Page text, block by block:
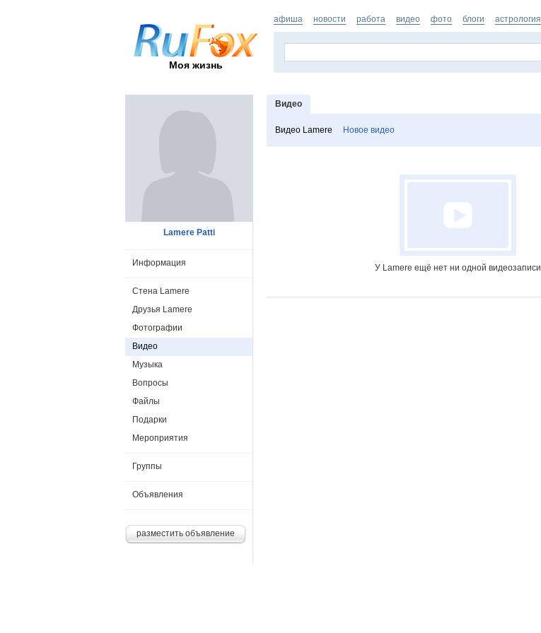
Моя жизнь
афиша новости работа видео фото блоги астрология
Видео
Видео Lamere Новое видео
У Lamere ещё нет ни одной видеозаписи
Lamere Patti
Информация
Стена Lamere
Друзья Lamere
Фотографии
Видео
Музыка
Вопросы
Файлы
Подарки
Мероприятия
Группы
Объявления
разместить объявление